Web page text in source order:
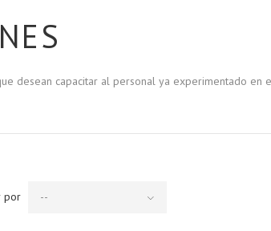
desean capacitar al personal ya experimentado
por --